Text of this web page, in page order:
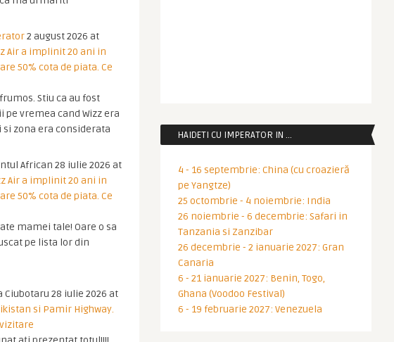
2 august 2026 at
Air a implinit 20 ani in
50% cota de piata. Ce
Stiu ca au fost
pe vremea cand Wizz era
si zona era considerata
African 28 iulie 2026 at
Air a implinit 20 ani in
50% cota de piata. Ce
mamei tale! Oare o sa
pe lista lor din
Ciubotaru 28 iulie 2026 at
si Pamir Highway.
HAIDETI CU IMPERATOR IN …
4 - 16 septembrie: China (cu croazieră
pe Yangtze)
25 octombrie - 4 noiembrie: India
26 noiembrie - 6 decembrie: Safari in
Tanzania si Zanzibar
26 decembrie - 2 ianuarie 2027: Gran
Canaria
6 - 21 ianuarie 2027: Benin, Togo,
Ghana (Voodoo Festival)
6 - 19 februarie 2027: Venezuela